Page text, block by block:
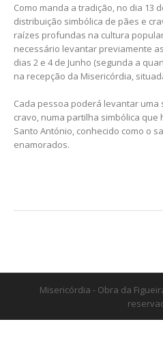
Como manda a tradição, no dia 13
distribuição simbólica de pães e
raízes profundas na cultura
necessário levantar previamente
dias 2 e 4 de Junho (segunda a
na recepção da Misericórdia,
Cada pessoa poderá levantar
cravo, numa partilha simbólica
Santo António, conhecido como o
enamorados.
Misericórdia - Obra da